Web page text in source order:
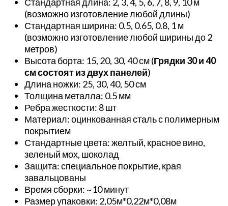
(возможно изготовление любой длины)
Стандартная ширина: 0.5, 0.65, 0.8, 1 м
(возможно изготовление любой ширины до 2
метров)
Высота борта: 15, 20, 30, 40 см (Грядки 30 и 40
см состоят из двух панелей)
Длина ножки: 25, 30, 40, 50 см
Толщина металла: 0.5 мм
Ребра жесткости: 8 шт
Материал:оцинкованная сталь с полимерным
покрытием
Стандартные цвета: желтый, красное вино,
зеленый мох, шоколад
Защита: специальное покрытие, края
завальцованы
Время сборки: ~10 минут
Размер упаковки: 2,05м*0,22м*0,08м